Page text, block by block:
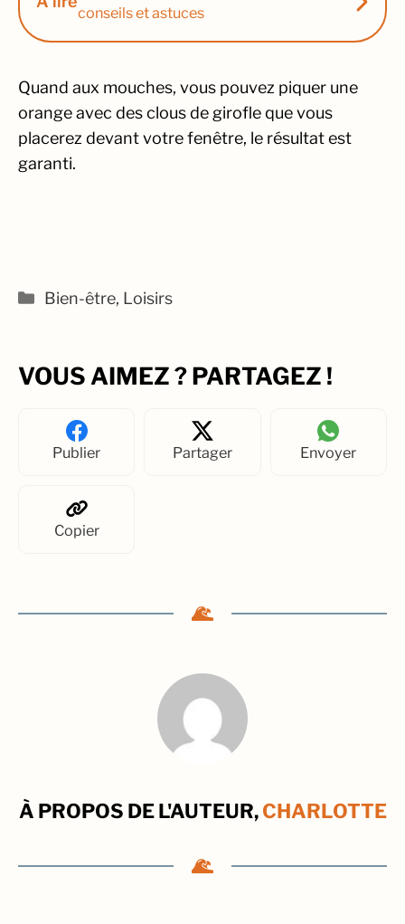
conseils et astuces
Quand aux mouches, vous pouvez piquer une
orange avec des clous de girofle que vous
placerez devant votre fenêtre, le résultat est
garanti.
Catégories
Bien-être, Loisirs
VOUS AIMEZ ? PARTAGEZ !
Publier Partager Envoyer
Copier
À PROPOS DE L'AUTEUR,CHARLOTTE